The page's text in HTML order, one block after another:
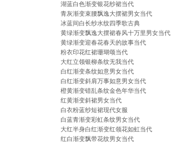
湖蓝白色渐变银花纱裙当代
青灰渐变束腰飘逸大摆裙男女当代
冰蓝间白长纱水纹四季歌古典
黄绿渐变飘逸大摆裙春风十万里男女当代
黄绿渐变迎春花春天的故事当代
粉衣印花红裙珊瑚颂当代
大红立领银柳条纹无我当代
白红渐变条纹如意男女当代
白红渐变斜肩万事如意男女当代
橙黄渐变错乱条纹金色年华当代
红黄渐变斜裙男女当代
白衣粉蓝纱短裙现代女服
白蓝青渐变彩虹条纹男女当代
大红半身白红渐变红领花如虹当代
红白渐变飘带花纹男女当代